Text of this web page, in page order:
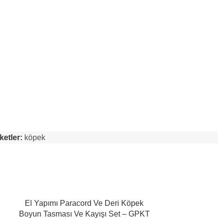
köpek
El Yapımı Paracord Ve Deri Köpek
Boyun Tasması Ve Kayışı Set – GPKT